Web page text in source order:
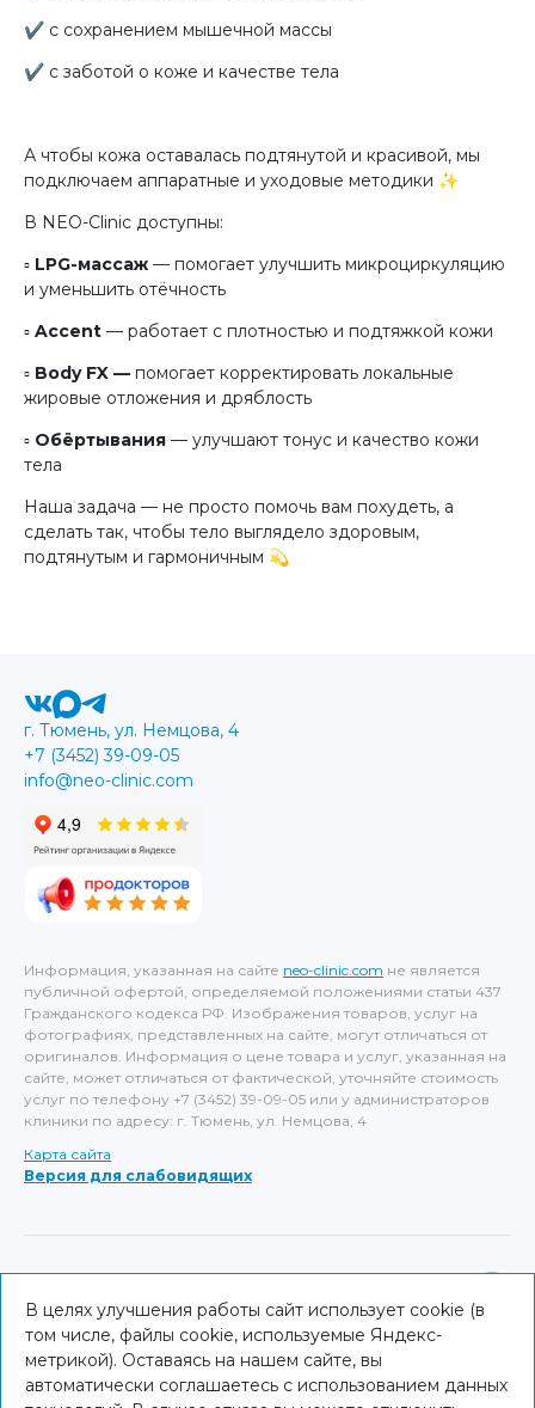
✔️ с сохранением мышечной массы
✔️ с заботой о коже и качестве тела
А чтобы кожа оставалась подтянутой и красивой, мы
подключаем аппаратные и уходовые методики ✨
В NEO-Clinic доступны:
▫️ LPG-массаж — помогает улучшить микроциркуляцию
и уменьшить отёчность
▫️ Accent — работает с плотностью и подтяжкой кожи
▫️ Body FX — помогает корректировать локальные
жировые отложения и дряблость
▫️ Обёртывания — улучшают тонус и качество кожи
тела
Наша задача — не просто помочь вам похудеть, а
сделать так, чтобы тело выглядело здоровым,
подтянутым и гармоничным 💫
Информация, указанная на сайте neo-clinic.com не является
публичной офертой, определяемой положениями статьи 437
Гражданского кодекса РФ. Изображения товаров, услуг на
фотографиях, представленных на сайте, могут отличаться от
оригиналов. Информация о цене товара и услуг, указанная на
сайте, может отличаться от фактической, уточняйте стоимость
услуг по телефону +7 (3452) 39-09-05 или у администраторов
клиники по адресу: г. Тюмень, ул. Немцова, 4
Карта сайта
Версия для слабовидящих
г. Тюмень, ул. Немцова, 4
+7 (3452) 39-09-05
info@neo-clinic.com
© NEO Clinic — 2026
КОНСУЛЬТАЦИЯ СПЕЦИАЛИСТА
В целях улучшения работы сайт использует cookie (в
том числе, файлы cookie, используемые Яндекс-
метрикой). Оставаясь на нашем сайте, вы
автоматически соглашаетесь с использованием данных